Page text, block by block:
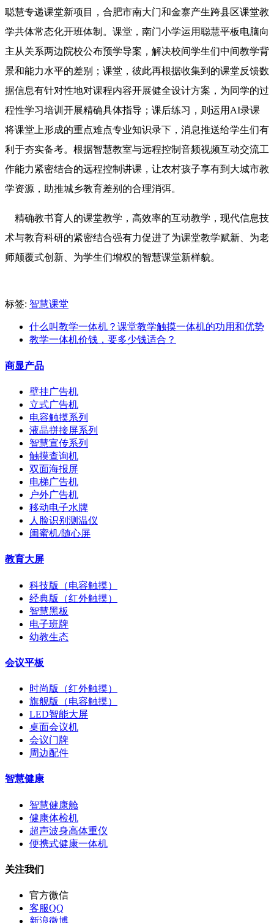
聪慧专递课堂新项目，合肥市南大门和金寨产生跨县区课堂教
学共体常态化开班体制。课堂，南门小学运用聪慧平板电脑向
主从关系两边院校公布预学导案，解决校间学生们中间教学背
景和能力水平的差别；课堂，彼此再根据收集到的课堂反馈数
据信息有针对性地对课程内容开展健全设计方案，为同学的过
程性学习培训开展精确具体指导；课后练习，则运用AI录课
将课堂上形成的重点难点专业知识录下，消息推送给学生们有
利于夯实备考。根据智慧教室与远程控制音频视频互动交流工
作能力紧密结合的远程控制讲课，让农村孩子享有到大城市教
学资源，助推城乡教育差别的合理消弭。
精确教书育人的课堂教学，高效率的互动教学，现代信息技
术与教育科研的紧密结合强有力促进了为课堂教学赋新、为老
师颠覆式创新、为学生们增权的智慧课堂新样貌。
标签: 智慧课堂
什么叫教学一体机？课堂教学触摸一体机的功用和优势
教学一体机价钱，要多少钱适合？
商显产品
壁挂广告机
立式广告机
电容触摸系列
液晶拼接屏系列
智慧宣传系列
触摸查询机
双面海报屏
电梯广告机
户外广告机
移动电子水牌
人脸识别测温仪
闺蜜机/随心屏
教育大屏
科技版（电容触摸）
经典版（红外触摸）
智慧黑板
电子班牌
幼教生态
会议平板
时尚版（红外触摸）
旗舰版（电容触摸）
LED智能大屏
桌面会议机
会议门牌
周边配件
智慧健康
智慧健康舱
健康体检机
超声波身高体重仪
便携式健康一体机
关注我们
官方微信
客服QQ
新浪微博